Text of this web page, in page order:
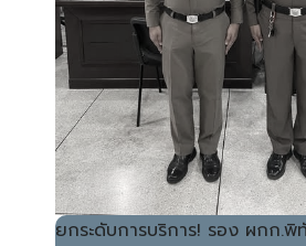
ยกระดับการบริการ! รอง ผกก.